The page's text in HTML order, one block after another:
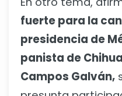
fuerte para la
presidencia de
panista de
Campos Galván,